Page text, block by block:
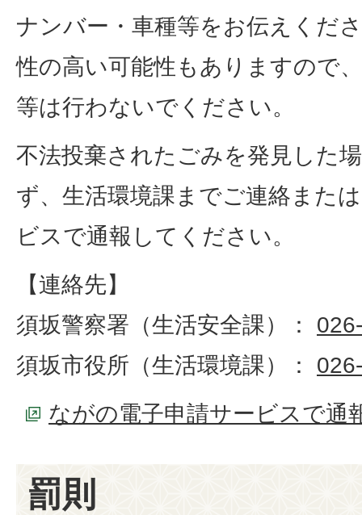
ナンバー・車種等をお伝えくだ
性の高い可能性もありますので
等は行わないでください。
不法投棄されたごみを発見した
ず、生活環境課までご連絡また
ビスで通報してください。
【連絡先】
須坂警察署（生活安全課）：
須坂市役所（生活環境課）：
ながの電子申請サービスで通
罰則